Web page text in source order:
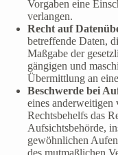
Vorgaben eine
verlangen.
Recht auf
betreffende Daten,
Maßgabe der
gängigen und
Übermittlung an
Beschwerde bei
eines anderweitigen
Rechtsbehelfs das
Aufsichtsbehörde,
gewöhnlichen
des mutmaßlichen